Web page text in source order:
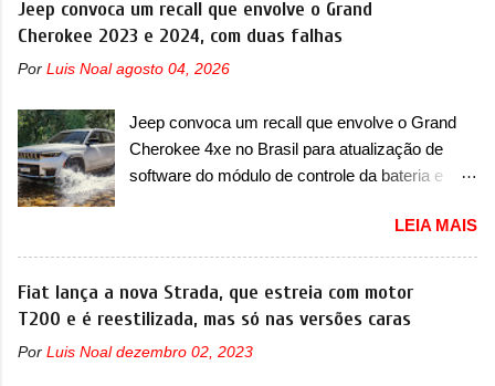
certeza foi um grandioso lançamento da
ano também era lançada a nova geração do
ganhava uma nova geração feita do zero,
apelidada de "Bolinha" por suas formas
arredondadas. Além do Gol, outro Volkswagen
versão hatchback do Logus que chegava
depois de um ano de atraso. A invasão de 1994
foi marcava pelos franceses, alemães,
japoneses e coreanos que chegaram
arrancando corações em nosso mercado. Os
Jeep convoca um recall que envolve o Grand
Cherokee 2023 e 2024, com duas falhas
Por Luis Noal agosto 04, 2026
Jeep convoca um recall que envolve o Grand
Cherokee 4xe no Brasil para atualização de
software do módulo de controle da bateria e
Jeep convocou no dia 10 de outubro de 2025
um chamado que envolve os proprietários do
Grand Cherokee 4xe, em sua versão única
Limited, com unidades de ano/modelo 2023 e
unidades afetadas precisam retornar a uma
LEIA MAIS
Fiat lança a nova Strada, que estreia com motor
T200 e é reestilizada, mas só nas versões caras
Por Luis Noal dezembro 02, 2023